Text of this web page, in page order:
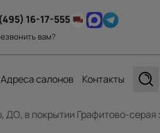
16-17-555
вам?
Адреса салонов Контакты
в покрытии Графитово-серая